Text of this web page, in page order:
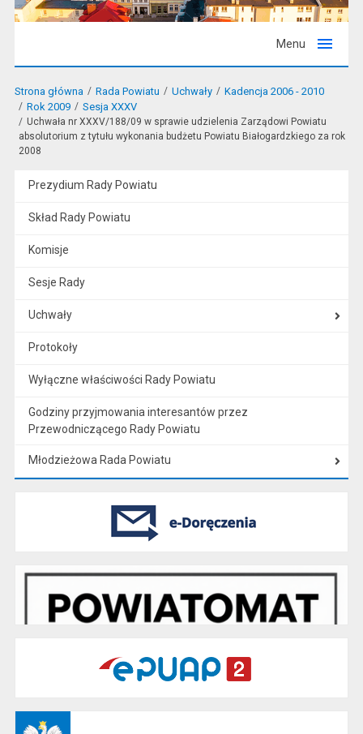
Menu
Strona główna Rada Powiatu Uchwały
Kadencja 2006 - 2010
Rok 2009
Sesja XXXV
Uchwała nr XXXV/188/09 w sprawie udzielenia Zarządowi Powiatu
absolutorium z tytułu wykonania budżetu Powiatu Białogardzkiego za rok
2008
Prezydium Rady Powiatu
Skład Rady Powiatu
Komisje
Sesje Rady
Uchwały
Protokoły
Wyłączne właściwości Rady Powiatu
Godziny przyjmowania interesantów przez
Przewodniczącego Rady Powiatu
Młodzieżowa Rada Powiatu